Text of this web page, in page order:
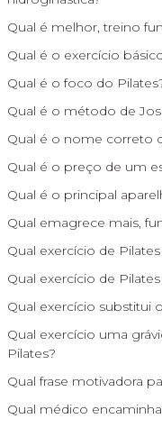
Qual é melhor, treino
Qual é o exercício
Qual é o foco do
Qual é o método de
Qual é o nome correto
Qual é o preço de um
Qual é o principal
Qual emagrece mais,
Qual exercício de
Qual exercício de
Qual exercício substitui
Qual exercício uma
Pilates?
Qual frase motivadora
Qual médico